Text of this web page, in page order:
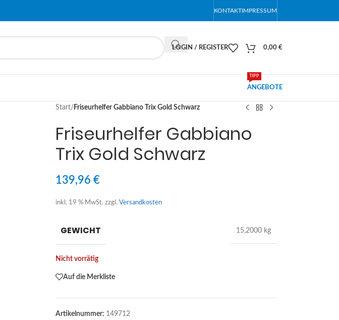
KONTAKTIMPRESSUM
LOGIN / REGISTER 0,00 €
ANGEBOTE
TIPP
Start/ Friseurhelfer Gabbiano Trix Gold Schwarz
Friseurhelfer Gabbiano
Trix Gold Schwarz
139,96€
inkl. 19 % MwSt. zzgl.Versandkosten
GEWICHT 15,2000 kg
Nicht vorrätig
Auf die Merkliste
Artikelnummer: 149712